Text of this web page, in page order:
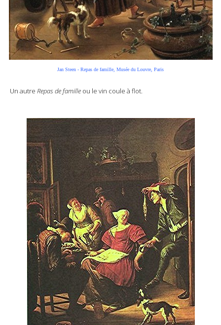
Jan Steen - Repas de famille, Musée du Louvre, Paris
Un autre Repas de famille ou le vin coule à flot.